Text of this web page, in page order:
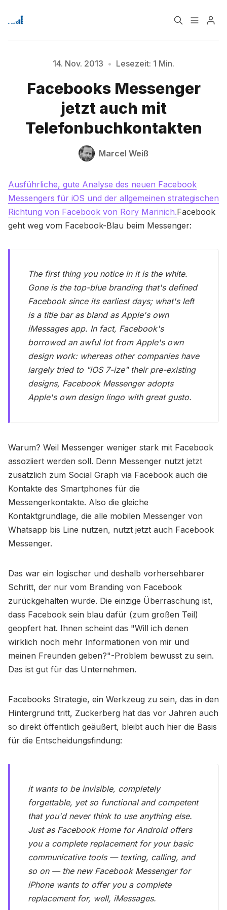
Signup
Bitte geben Sie mindestens 3 Zeichen ein
14. Nov. 2013 • Lesezeit: 1 Min.
Facebooks Messenger
jetzt auch mit
Telefonbuchkontakten
Marcel Weiß
Ausführliche, gute Analyse des neuen Facebook
Messengers für iOS und der allgemeinen strategischen
Richtung von Facebook von Rory Marinich.Facebook
geht weg vom Facebook-Blau beim Messenger:
The first thing you notice in it is the white.
Gone is the top-blue branding that's defined
Facebook since its earliest days; what's left
is a title bar as bland as Apple's own
iMessages app. In fact, Facebook's
borrowed an awful lot from Apple's own
design work: whereas other companies have
largely tried to "iOS 7-ize" their pre-existing
designs, Facebook Messenger adopts
Apple's own design lingo with great gusto.
Warum? Weil Messenger weniger stark mit Facebook
assoziiert werden soll. Denn Messenger nutzt jetzt
zusätzlich zum Social Graph via Facebook auch die
Kontakte des Smartphones für die
Messengerkontakte. Also die gleiche
Kontaktgrundlage, die alle mobilen Messenger von
Whatsapp bis Line nutzen, nutzt jetzt auch Facebook
Messenger.
Das war ein logischer und deshalb vorhersehbarer
Schritt, der nur vom Branding von Facebook
zurückgehalten wurde. Die einzige Überraschung ist,
dass Facebook sein blau dafür (zum großen Teil)
geopfert hat. Ihnen scheint das "Will ich denen
wirklich noch mehr Informationen von mir und
meinen Freunden geben?"-Problem bewusst zu sein.
Das ist gut für das Unternehmen.
Facebooks Strategie, ein Werkzeug zu sein, das in den
Hintergrund tritt, Zuckerberg hat das vor Jahren auch
so direkt öffentlich geäußert, bleibt auch hier die Basis
für die Entscheidungsfindung:
it wants to be invisible, completely
forgettable, yet so functional and competent
that you'd never think to use anything else.
Just as Facebook Home for Android offers
you a complete replacement for your basic
communicative tools — texting, calling, and
so on — the new Facebook Messenger for
iPhone wants to offer you a complete
replacement for, well, iMessages.